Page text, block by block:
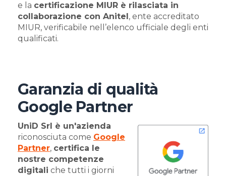
e la certificazione MIUR è rilasciata in
collaborazione con Anitel , ente accreditato
MIUR, verificabile nell’elenco ufficiale degli enti
qualificati.
Garanzia di qualità
Google Partner
UniD Srl è un'azienda
riconosciuta come Google
Partner, certifica le
nostre competenze
digitali che tutti i giorni